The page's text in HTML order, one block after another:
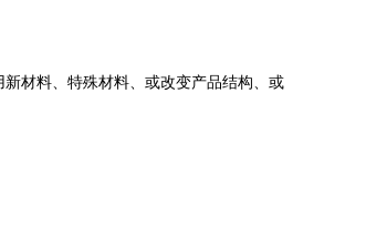
材料、特殊材料、或改变产品结构、或